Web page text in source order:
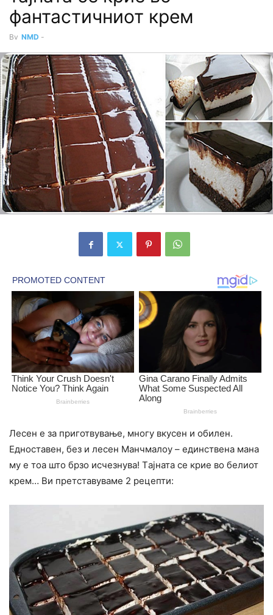
фантастичниот крем
By NMD -
Лесен е за приготвување, многу вкусен и обилен.
Едноставен, без и лесен Манчмалоу – единствена мана
му е тоа што брзо исчезнува! Tајната се крие во белиот
крем… Ви претставуваме 2 рецепти: